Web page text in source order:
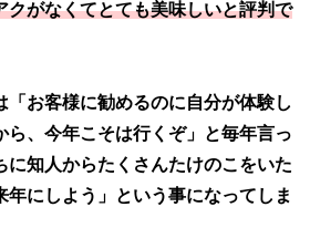
クがなくてとても美味しいと評判で
「お客様に勧めるのに自分が体験し
ら、今年こそは行くぞ」と毎年言っ
に知人からたくさんたけのこをいた
年にしよう」という事になってしま